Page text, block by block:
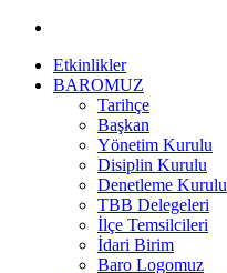
Etkinlikler
BAROMUZ
Tarihçe
Başkan
Yönetim Kurulu
Disiplin Kurulu
Denetleme Kurulu
TBB Delegeleri
İlçe Temsilcileri
İdari Birim
Baro Logomuz